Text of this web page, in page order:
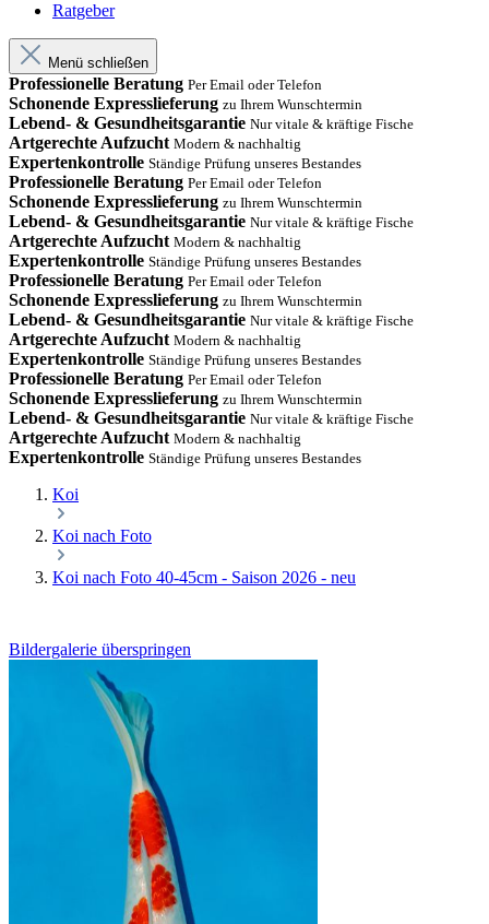
Ratgeber
Menü schließen
Professionelle Beratung Per Email oder Telefon
Schonende Expresslieferung zu Ihrem Wunschtermin
Lebend- & Gesundheitsgarantie Nur vitale & kräftige Fische
Artgerechte Aufzucht Modern & nachhaltig
Expertenkontrolle Ständige Prüfung unseres Bestandes
Professionelle Beratung Per Email oder Telefon
Schonende Expresslieferung zu Ihrem Wunschtermin
Lebend- & Gesundheitsgarantie Nur vitale & kräftige Fische
Artgerechte Aufzucht Modern & nachhaltig
Expertenkontrolle Ständige Prüfung unseres Bestandes
Professionelle Beratung Per Email oder Telefon
Schonende Expresslieferung zu Ihrem Wunschtermin
Lebend- & Gesundheitsgarantie Nur vitale & kräftige Fische
Artgerechte Aufzucht Modern & nachhaltig
Expertenkontrolle Ständige Prüfung unseres Bestandes
Professionelle Beratung Per Email oder Telefon
Schonende Expresslieferung zu Ihrem Wunschtermin
Lebend- & Gesundheitsgarantie Nur vitale & kräftige Fische
Artgerechte Aufzucht Modern & nachhaltig
Expertenkontrolle Ständige Prüfung unseres Bestandes
Koi
Koi nach Foto
Koi nach Foto 40-45cm - Saison 2026 - neu
Bildergalerie überspringen